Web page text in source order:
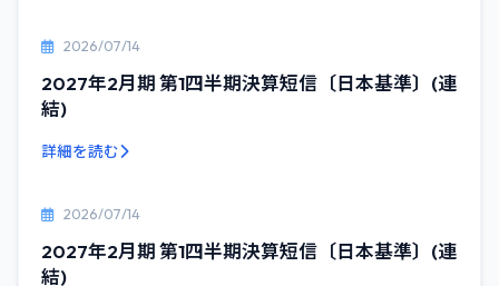
2026/07/14
2027年2月期 第1四半期決算短信〔日本基準〕(連
結)
詳細を読む
2026/07/14
2027年2月期 第1四半期決算短信〔日本基準〕(連
結)